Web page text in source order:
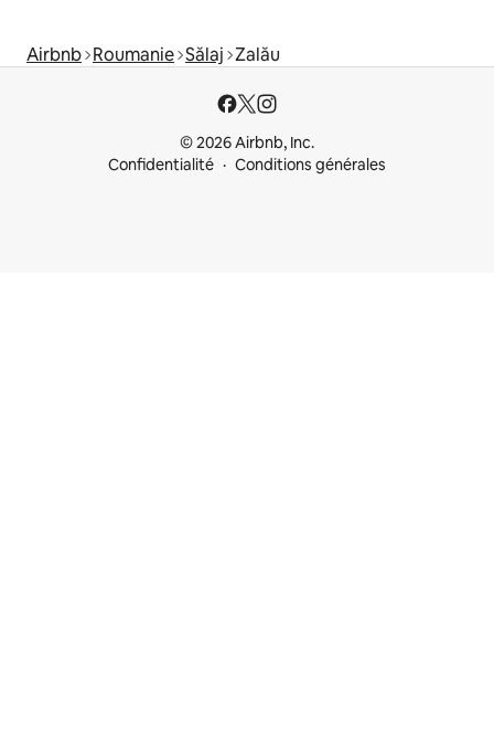
Airbnb Roumanie Sălaj Zalău
© 2026 Airbnb, Inc.
Confidentialité
Conditions générales